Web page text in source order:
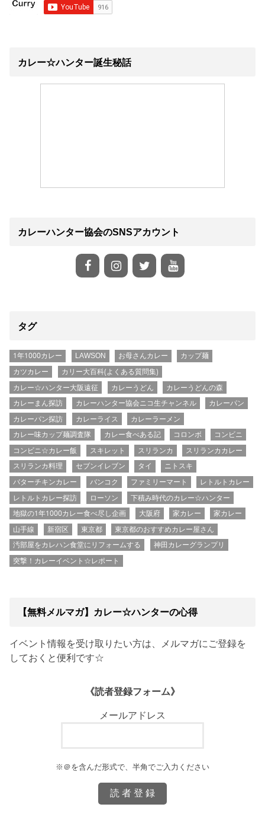
カレー☆ハンター誕生秘話
カレーハンター協会のSNSアカウント
タグ
1年1000カレー LAWSON お母さんカレー
カップ麺
カツカレー
カリー大百科(よくある質問集)
カレー☆ハンター大阪遠征
カレーうどん
カレーうどんの森
カレーまん探訪
カレーハンター協会ニコ生チャンネル
カレーパン
カレーパン探訪
カレーライス
カレーラーメン
カレー味カップ麺調査隊
カレー食べある記 コロンボ
コンビニ
コンビニ☆カレー飯
スキレット スリランカ
スリランカカレー
スリランカ料理
セブンイレブン タイ
ニトスキ
バターチキンカレー
バンコク ファミリーマート
レトルトカレー
レトルトカレー探訪
ローソン
下積み時代のカレー☆ハンター
地獄の1年1000カレー食べ尽し企画
大阪府 家カレー
家カレー
山手線
新宿区 東京都
東京都のおすすめカレー屋さん
汚部屋をカレハン食堂にリフォームする
神田カレーグランプリ
突撃！カレーイベント☆レポート
【無料メルマガ】カレー☆ハンターの心得
イベント情報を受け取りたい方は、メルマガにご登録を
しておくと便利です☆
《読者登録フォーム》
メールアドレス
※＠を含んだ形式で、半角でご入力ください